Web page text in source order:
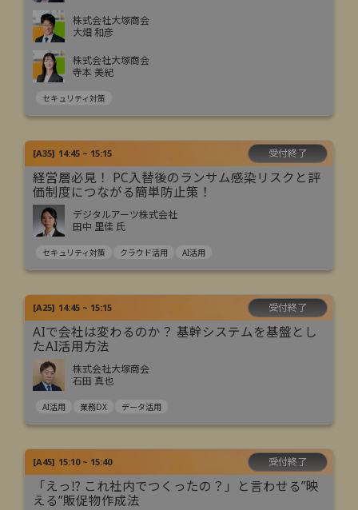
株式会社大塚商会
大畑 和彦
株式会社大塚商会
寺本 美紀
セキュリティ対策
[A35] 14:45 ~ 15:15 受付終了
経営層必見！ PC入替後のランサム感染リスクと評
価制度につながる簡単防止策！
デジタルアーツ株式会社
田中 里佳 氏
セキュリティ対策 クラウド活用 AI活用
[A25] 14:45 ~ 15:15 受付終了
AIで会社は変わるのか？ 基幹システムを基盤とし
たAI活用方法
株式会社大塚商会
石田 真也
AI活用 業務DX データ活用
[A45] 15:10 ~ 15:40 受付終了
「えっ⁉ これ社内でつくったの？」と言わせる”映
える”販促物作成法